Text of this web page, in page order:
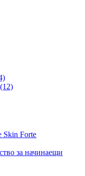
Skin Forte
за начинаещи